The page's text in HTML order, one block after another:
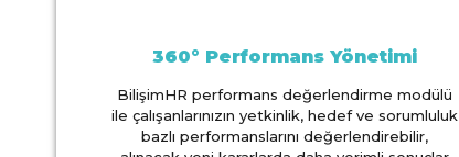
360° Performans Yönetimi
BilişimHR performans değerlendirme modülü
ile çalışanlarınızın yetkinlik, hedef ve sorumluluk
bazlı performanslarını değerlendirebilir,